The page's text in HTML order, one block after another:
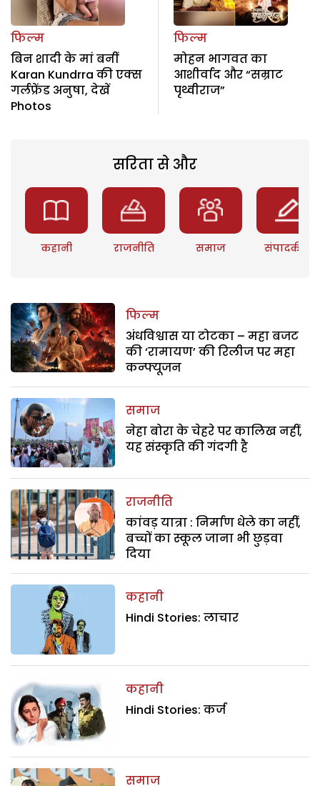
फिल्म
बिन शादी के मां बनीं
Karan Kundrra की एक्स
गर्लफ्रेंड अनुषा, देखें
Photos
फिल्म
मोहन भागवत का
आशीर्वाद और “सम्राट
पृथ्वीराज”
सरिता से और
कहानी राजनीति समाज संपादकीय
फिल्म
अंधविश्वास या टोटका – महा बजट
की ‘रामायण’ की रिलीज पर महा
कन्फ्यूजन
समाज
नेहा बोरा के चेहरे पर कालिख नहीं,
यह संस्कृति की गंदगी है
राजनीति
कांवड़ यात्रा : निर्माण धेले का नहीं,
बच्चों का स्कूल जाना भी छुड़वा
दिया
कहानी
Hindi Stories: लाचार
कहानी
Hindi Stories: कर्ज
समाज